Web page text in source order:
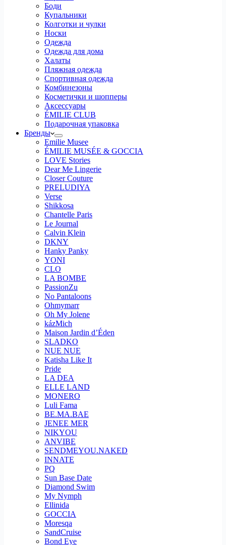
Боди
Купальники
Колготки и чулки
Носки
Одежда
Одежда для дома
Халаты
Пляжная одежда
Спортивная одежда
Комбинезоны
Косметички и шопперы
Аксессуары
ÉMILIE CLUB
Подарочная упаковка
Бренды
Emilie Musee
ÉMILIE MUSÉE & GOCCIA
LOVE Stories
Dear Me Lingerie
Closer Couture
PRELUDIYA
Verse
Shikkosa
Chantelle Paris
Le Journal
Calvin Klein
DKNY
Hanky Panky
YONI
CLO
LA BOMBE
PassionZu
No Pantaloons
Ohmymarr
Oh My Jolene
kázMich
Maison Jardin d’Éden
SLADKO
NUE NUE
Katisha Like It
Pride
LA DEA
ELLE LAND
MONERO
Luli Fama
BE.MA.BAE
JENEE MER
NIKYOU
ANVIBE
SENDMEYOU.NAKED
INNATE
PQ
Sun Base Date
Diamond Swim
My Nymph
Ellinida
GOCCIA
Moresqa
SandCruise
Bond Eye